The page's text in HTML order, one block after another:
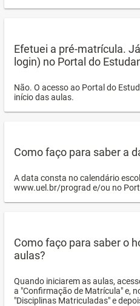
Efetuei a pré-matrícula.
login) no Portal do
Não. O acesso ao Portal do
início das aulas.
Como faço para saber a
A data consta no calendário
www.uel.br/prograd e/ou no
Como faço para saber o
aulas?
Quando iniciarem as aulas,
a "Confirmação de Matrícula" e,
"Disciplinas Matriculadas" e